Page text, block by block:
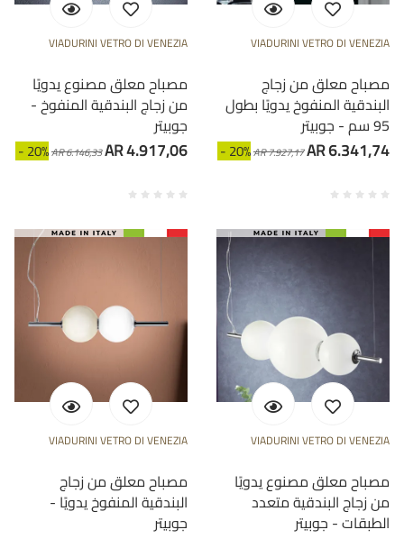
VIADURINI VETRO DI VENEZIA
مصباح معلق مصنوع يدويًا
من زجاج البندقية المنفوخ -
جوبيتر
- 20%AR 6.146,33AR 4.917,06
VIADURINI VETRO DI VENEZIA
مصباح معلق من زجاج
البندقية المنفوخ يدويًا بطول
95 سم - جوبيتر
- 20%AR 7.927,17AR 6.341,74
VIADURINI VETRO DI VENEZIA
مصباح معلق من زجاج
البندقية المنفوخ يدويًا -
جوبيتر
VIADURINI VETRO DI VENEZIA
مصباح معلق مصنوع يدويًا
من زجاج البندقية متعدد
الطبقات - جوبيتر